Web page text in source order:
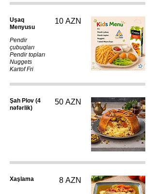
Uşaq
Menyusu
Pendir
çubuqları
Pendir topları
Nuggets
Kartof Fri
10 AZN
Şah Plov (4
nəfərlik)
50 AZN
Xaşlama 8 AZN